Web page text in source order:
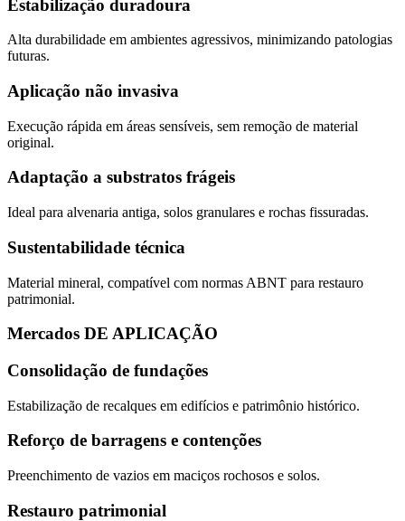
Estabilização duradoura
Alta durabilidade em ambientes agressivos, minimizando patologias
futuras.
Aplicação não invasiva
Execução rápida em áreas sensíveis, sem remoção de material
original.
Adaptação a substratos frágeis
Ideal para alvenaria antiga, solos granulares e rochas fissuradas.
Sustentabilidade técnica
Material mineral, compatível com normas ABNT para restauro
patrimonial.
Mercados DE APLICAÇÃO
Consolidação de fundações
Estabilização de recalques em edifícios e patrimônio histórico.
Reforço de barragens e contenções
Preenchimento de vazios em maciços rochosos e solos.
Restauro patrimonial